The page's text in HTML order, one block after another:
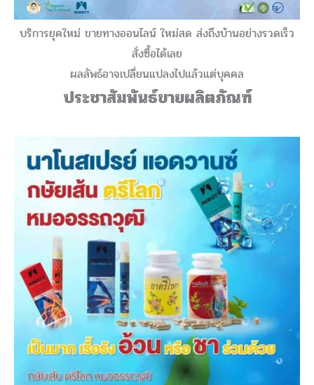
บริการยุคใหม่ ขายทางออนไลน์ ใหม่สด ส่งถึงบ้านอย่างรวดเร็ว
สั่งซื้อได้เลย
ผลลัพธ์อาจเปลี่ยนแปลงไปแล้วแต่บุคคล
ประชาสัมพันธ์ขายผลิตภัณฑ์